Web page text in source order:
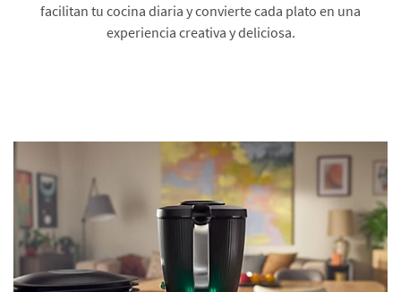
facilitan tu cocina diaria y convierte cada plato en una
experiencia creativa y deliciosa.